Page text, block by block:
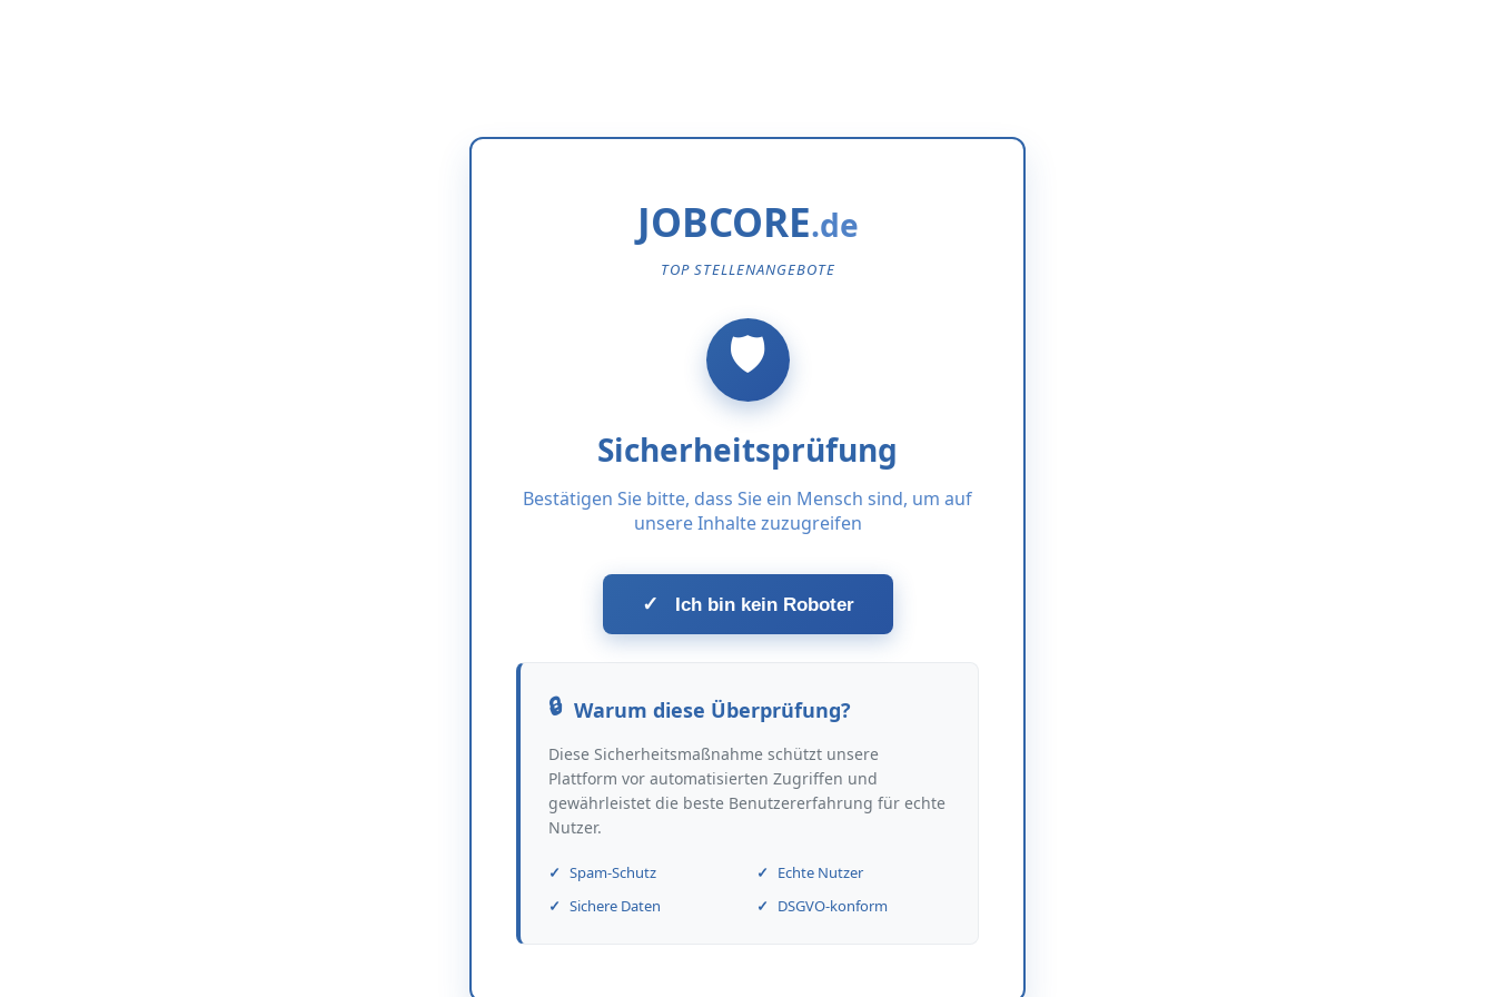
JOBCORE
TOP STELLENANGEBOTE
Sicherheitsprüfung
Bestätigen Sie bitte, dass Sie ein Mensch sind, um auf
unsere Inhalte zuzugreifen
✓ Ich bin kein Roboter
Warum diese Überprüfung?
Diese Sicherheitsmaßnahme schützt unsere
Plattform vor automatisierten Zugriffen und
gewährleistet die beste Benutzererfahrung für echte
Nutzer.
Spam-Schutz
Echte Nutzer
Sichere Daten
DSGVO-konform